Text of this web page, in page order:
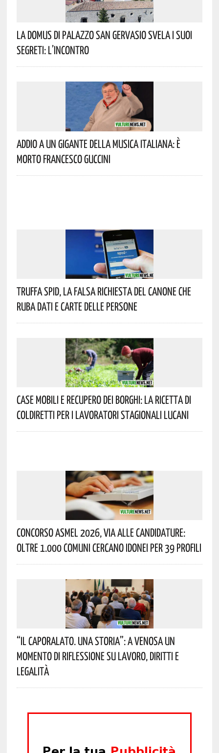
La Domus Di Palazzo San Gervasio Svela I Suoi
Segreti: L’incontro
Addio A Un Gigante Della Musica Italiana: È
Morto Francesco Guccini
Truffa Spid, La Falsa Richiesta Del Canone Che
Ruba Dati E Carte Delle Persone
Case Mobili E Recupero Dei Borghi: La Ricetta Di
Coldiretti Per I Lavoratori Stagionali Lucani
Concorso Asmel 2026, Via Alle Candidature:
Oltre 1.000 Comuni Cercano Idonei Per 39 Profili
“Il Caporalato. Una Storia”: A Venosa Un
Momento Di Riflessione Su Lavoro, Diritti E
Legalità